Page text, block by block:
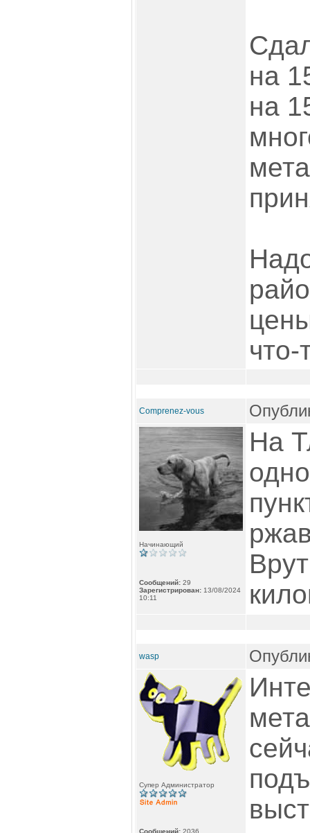
на
на
что-
Comprenez-vous
Начинающий
Сообщений: 29
Зарегистрирован: 13/08/2024
10:11
На
wasp
Супер Администратор
Сообщений: 2036